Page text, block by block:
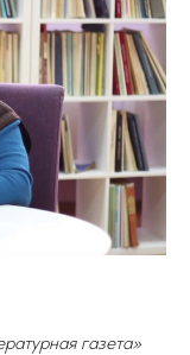
газета»